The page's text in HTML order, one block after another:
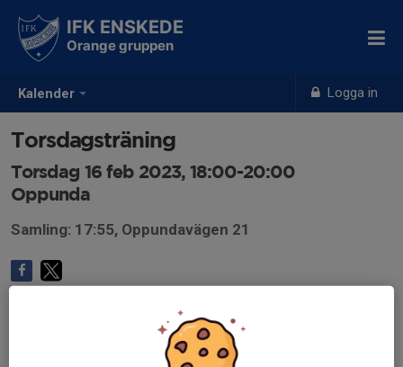
Kalender Logga in
IFK ENSKEDE
Orange gruppen
Torsdagsträning
Torsdag 16 feb 2023, 18:00-20:00
Oppunda
Samling: 17:55, Oppundavägen 21